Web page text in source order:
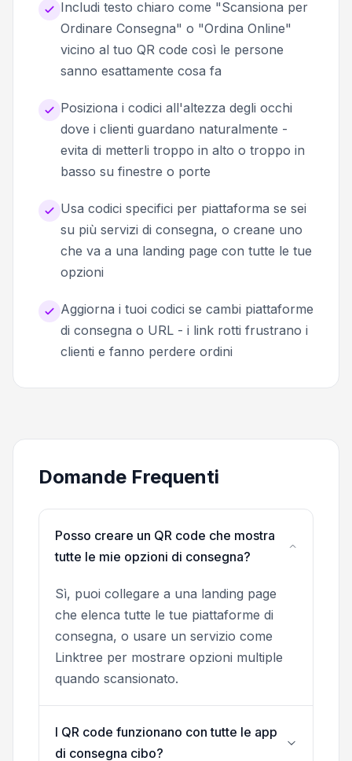
Includi testo chiaro come "Scansiona per
Ordinare Consegna" o "Ordina Online"
vicino al tuo QR code così le persone
sanno esattamente cosa fa
Posiziona i codici all'altezza degli occhi
dove i clienti guardano naturalmente -
evita di metterli troppo in alto o troppo in
basso su finestre o porte
Usa codici specifici per piattaforma se sei
su più servizi di consegna, o creane uno
che va a una landing page con tutte le tue
opzioni
Aggiorna i tuoi codici se cambi piattaforme
di consegna o URL - i link rotti frustrano i
clienti e fanno perdere ordini
Domande Frequenti
Posso creare un QR code che mostra
tutte le mie opzioni di consegna?
Sì, puoi collegare a una landing page
che elenca tutte le tue piattaforme di
consegna, o usare un servizio come
Linktree per mostrare opzioni multiple
quando scansionato.
I QR code funzionano con tutte le app
di consegna cibo?